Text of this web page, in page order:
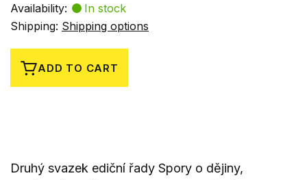
Availability:
In stock
Shipping: Shipping options
ADD TO CART
Druhý svazek ediční řady Spory o dějiny,